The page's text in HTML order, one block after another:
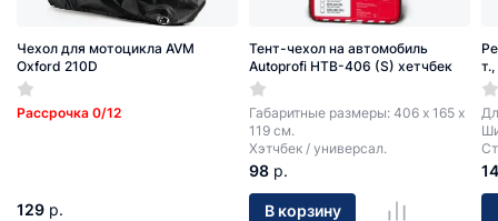
Чехол для мотоцикла AVM
Oxford 210D
Рассрочка 0/12
129 р.
Тент-чехол на автомобиль
Autoprofi HTB-406 (S) хетчбек
Габаритные размеры: 406 х 165 х
119 см.
Хэтчбек / универсал.
98 р.
В корзину
14